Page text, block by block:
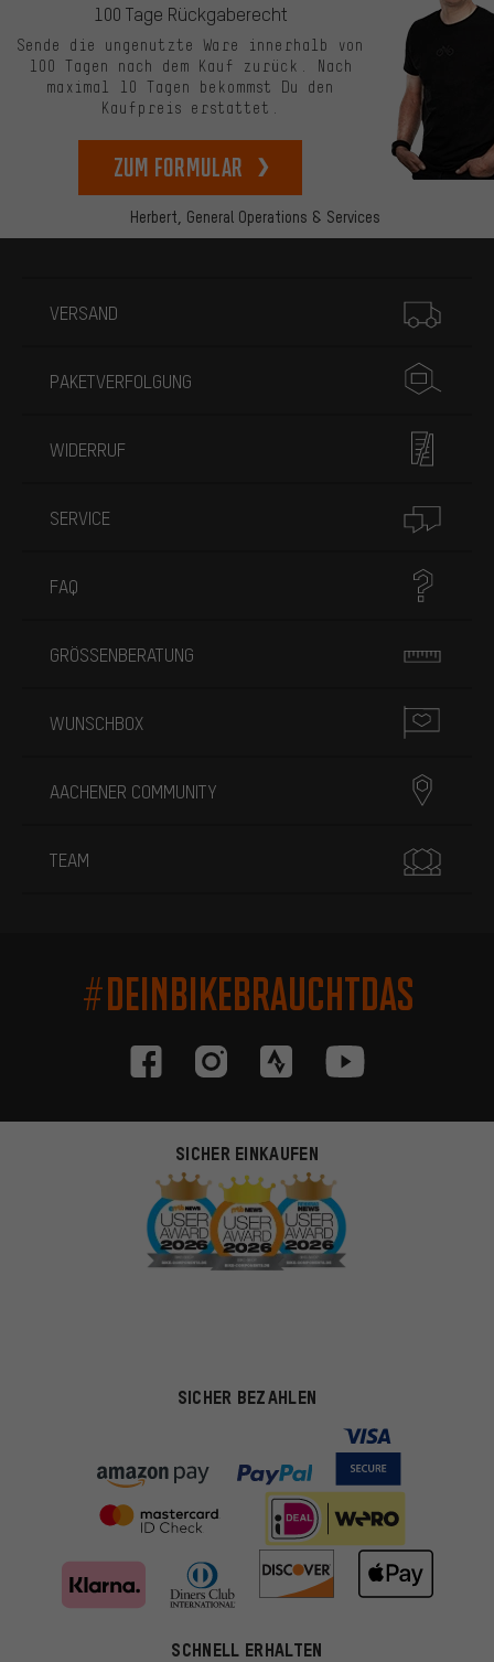
Herbert, General Operations & Services
100 Tage Rückgaberecht
Sende die ungenutzte Ware innerhalb von
100 Tagen nach dem Kauf zurück. Nach
maximal 10 Tagen bekommst Du den
Kaufpreis erstattet.
zum Formular
VERSAND
PAKETVERFOLGUNG
WIDERRUF
SERVICE
FAQ
GRÖSSENBERATUNG
WUNSCHBOX
AACHENER COMMUNITY
TEAM
#DEINBIKEBRAUCHTDAS
SICHER EINKAUFEN
SICHER BEZAHLEN
SCHNELL ERHALTEN